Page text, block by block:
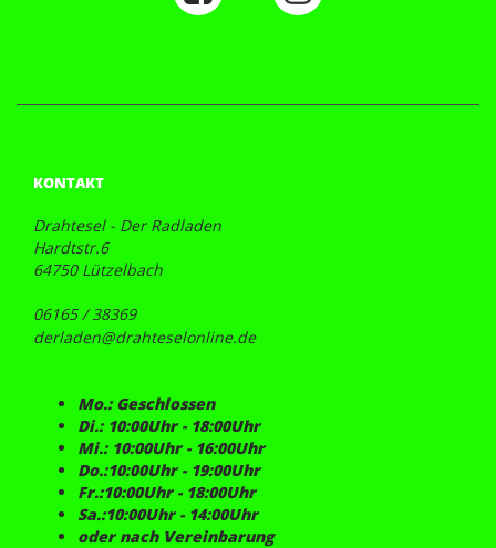
KONTAKT
Drahtesel - Der Radladen
Hardtstr.6
64750 Lützelbach
06165 / 38369
derladen@drahteselonline.de
Mo.: Geschlossen
Di.: 10:00Uhr - 18:00Uhr
Mi.: 10:00Uhr - 16:00Uhr
Do.:10:00Uhr - 19:00Uhr
Fr.:10:00Uhr - 18:00Uhr
Sa.:10:00Uhr - 14:00Uhr
oder nach Vereinbarung